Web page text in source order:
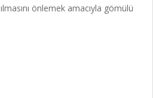
önlemek amacıyla gömülü